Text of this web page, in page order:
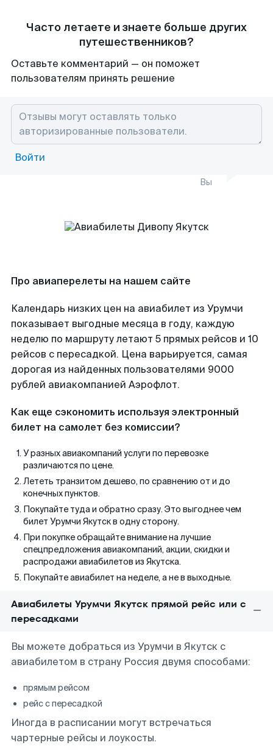
Часто летаете и знаете больше других
путешественников?
Оставьте комментарий — он поможет
пользователям принять решение
Войти
Вы
Про авиаперелеты на нашем сайте
Календарь низких цен на авиабилет из Урумчи
показывает выгодные месяца в году, каждую
неделю по маршруту летают 5 прямых рейсов и 10
рейсов с пересадкой. Цена варьируется, самая
дорогая из найденных пользователями 9000
рублей авиакомпанией Аэрофлот.
Как еще сэкономить используя электронный
билет на самолет без комиссии?
У разных авиакомпаний услуги по перевозке
различаются по цене.
Лететь транзитом дешево, по сравнению от и до
конечных пунктов.
Покупайте туда и обратно сразу. Это выгоднее чем
билет Урумчи Якутск в одну сторону.
При покупке обращайте внимание на лучшие
спецпредложения авиакомпаний, акции, скидки и
распродажи авиабилетов из Якутска.
Покупайте авиабилет на неделе, а не в выходные.
Авиабилеты Урумчи Якутск прямой рейс или с
пересадками
Вы можете добраться из Урумчи в Якутск с
авиабилетом в страну Россия двумя способами:
прямым рейсом
рейс с пересадкой
Иногда в расписании могут встречаться
чартерные рейсы и лоукосты.